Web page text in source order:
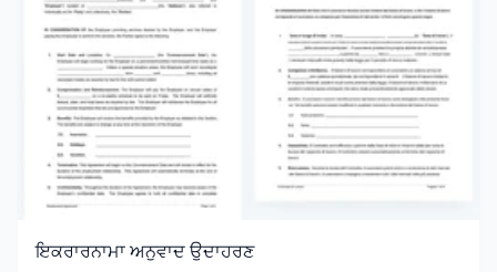
ਇਕਰਾਰਨਾਮਾ ਅਨੁਵਾਦ ਉਦਾਹਰਣ